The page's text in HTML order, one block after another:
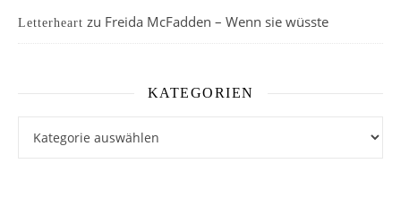
Letterheart zu Freida McFadden – Wenn sie wüsste
KATEGORIEN